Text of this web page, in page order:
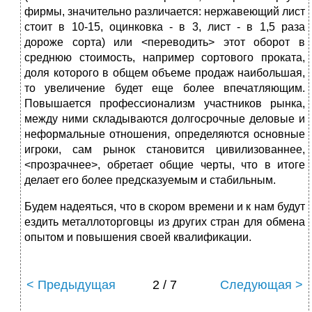
фирмы, значительно различается: нержавеющий лист
стоит в 10-15, оцинковка - в 3, лист - в 1,5 раза
дороже сорта) или <переводить> этот оборот в
среднюю стоимость, например сортового проката,
доля которого в общем объеме продаж наибольшая,
то увеличение будет еще более впечатляющим.
Повышается профессионализм участников рынка,
между ними складываются долгосрочные деловые и
неформальные отношения, определяются основные
игроки, сам рынок становится цивилизованнее,
<прозрачнее>, обретает общие черты, что в итоге
делает его более предсказуемым и стабильным.
Будем надеяться, что в скором времени и к нам будут
ездить металлоторговцы из других стран для обмена
опытом и повышения своей квалификации.
< Предыдущая 2 / 7 Следующая >